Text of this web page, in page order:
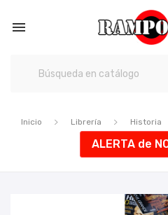

Inicio Librería Historia
ALERTA de